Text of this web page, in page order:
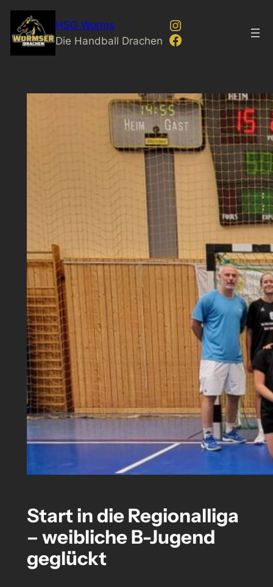
Zum
Inhalt
springen
HSG Worms
Die Handball Drachen
Instagram
Facebook
Start in die Regionalliga
– weibliche B-Jugend
geglückt